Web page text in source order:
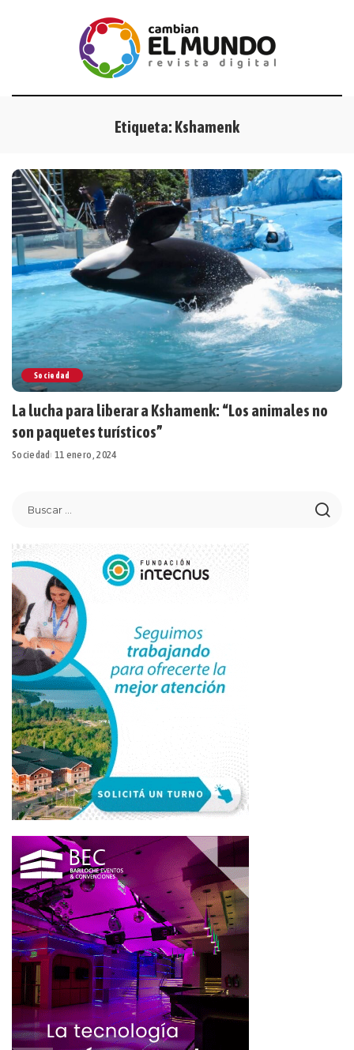
Etiqueta: Kshamenk
Sociedad
La lucha para liberar a Kshamenk: “Los animales no
son paquetes turísticos”
Sociedad 11 enero, 2024